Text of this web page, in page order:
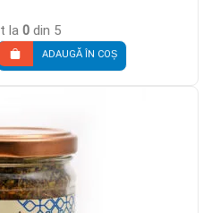
la 0 din 5
ADAUGĂ ÎN COȘ